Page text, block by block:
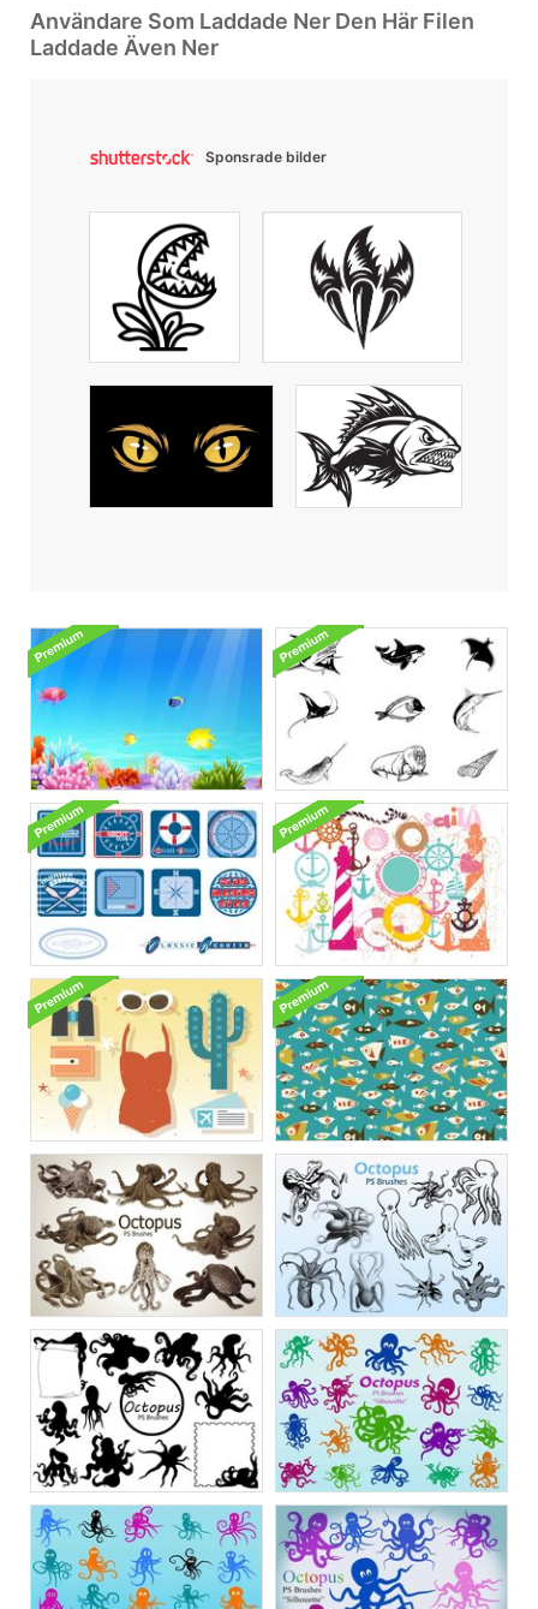
Användare Som Laddade Ner Den Här Filen
Laddade Även Ner
Sponsrade bilder